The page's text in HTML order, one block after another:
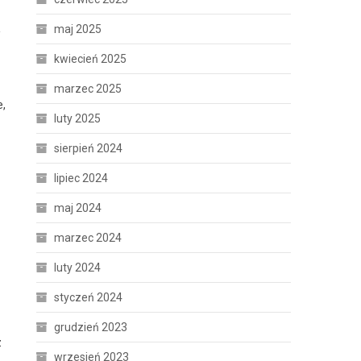
maj 2025
kwiecień 2025
marzec 2025
luty 2025
sierpień 2024
lipiec 2024
maj 2024
marzec 2024
luty 2024
styczeń 2024
grudzień 2023
wrzesień 2023